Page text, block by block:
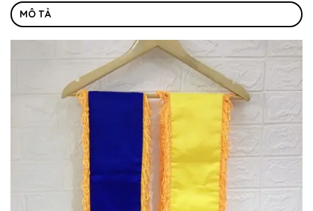
MÔ TẢ